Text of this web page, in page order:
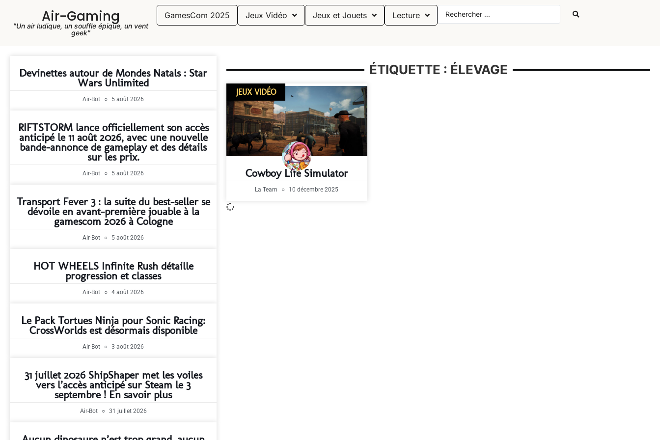
Air-Gaming
"Un air ludique, un souffle épique, un vent
geek"
GamesCom 2025 Jeux Vidéo Jeux et Jouets Lecture
Devinettes autour de Mondes Natals : Star
Wars Unlimited
Air-Bot 5 août 2026
RIFTSTORM lance officiellement son accès
anticipé le 11 août 2026, avec une nouvelle
bande-annonce de gameplay et des détails
sur les prix.
Air-Bot 5 août 2026
Transport Fever 3 : la suite du best-seller se
dévoile en avant-première jouable à la
gamescom 2026 à Cologne
Air-Bot 5 août 2026
HOT WHEELS Infinite Rush détaille
progression et classes
Air-Bot 4 août 2026
Le Pack Tortues Ninja pour Sonic Racing:
CrossWorlds est désormais disponible
Air-Bot 3 août 2026
31 juillet 2026 ShipShaper met les voiles
vers l’accès anticipé sur Steam le 3
septembre ! En savoir plus
Air-Bot 31 juillet 2026
ÉTIQUETTE : ÉLEVAGE
JEUX VIDÉO
Cowboy Life Simulator
La Team 10 décembre 2025